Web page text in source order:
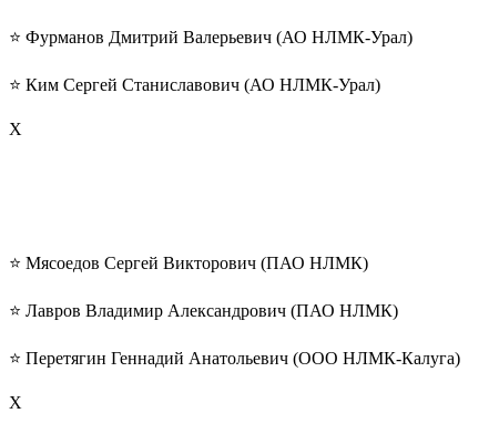
⭐️ Фурманов Дмитрий Валерьевич (АО НЛМК-Урал)
⭐️ Ким Сергей Станиславович (АО НЛМК-Урал)
Х
⭐️ Мясоедов Сергей Викторович (ПАО НЛМК)
⭐️ Лавров Владимир Александрович (ПАО НЛМК)
⭐️ Перетягин Геннадий Анатольевич (ООО НЛМК-Калуга)
Х